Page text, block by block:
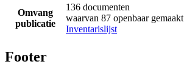
Omvang
publicatie
136 documenten
waarvan 87 openbaar gemaakt
Inventarislijst
Footer